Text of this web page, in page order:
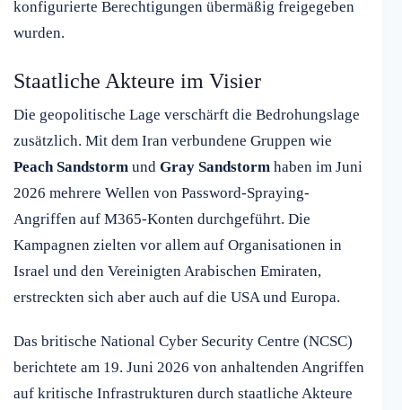
konfigurierte Berechtigungen übermäßig freigegeben
wurden.
Staatliche Akteure im Visier
Die geopolitische Lage verschärft die Bedrohungslage
zusätzlich. Mit dem Iran verbundene Gruppen wie
Peach Sandstorm und Gray Sandstorm haben im Juni
2026 mehrere Wellen von Password-Spraying-
Angriffen auf M365-Konten durchgeführt. Die
Kampagnen zielten vor allem auf Organisationen in
Israel und den Vereinigten Arabischen Emiraten,
erstreckten sich aber auch auf die USA und Europa.
Das britische National Cyber Security Centre (NCSC)
berichtete am 19. Juni 2026 von anhaltenden Angriffen
auf kritische Infrastrukturen durch staatliche Akteure